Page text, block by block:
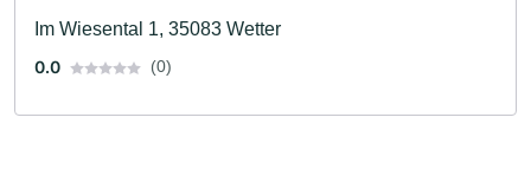
Im Wiesental 1, 35083 Wetter
0.0
(0)